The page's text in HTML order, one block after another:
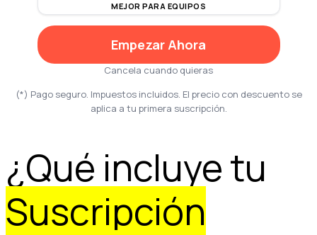
MEJOR PARA EQUIPOS
Empezar Ahora
Cancela cuando quieras
(*) Pago seguro. Impuestos incluidos. El precio con descuento se
aplica a tu primera suscripción.
¿Qué incluye tu
Suscripción